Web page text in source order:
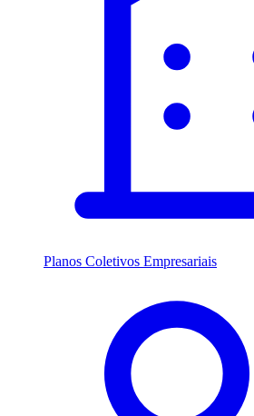
Planos Coletivos Empresariais